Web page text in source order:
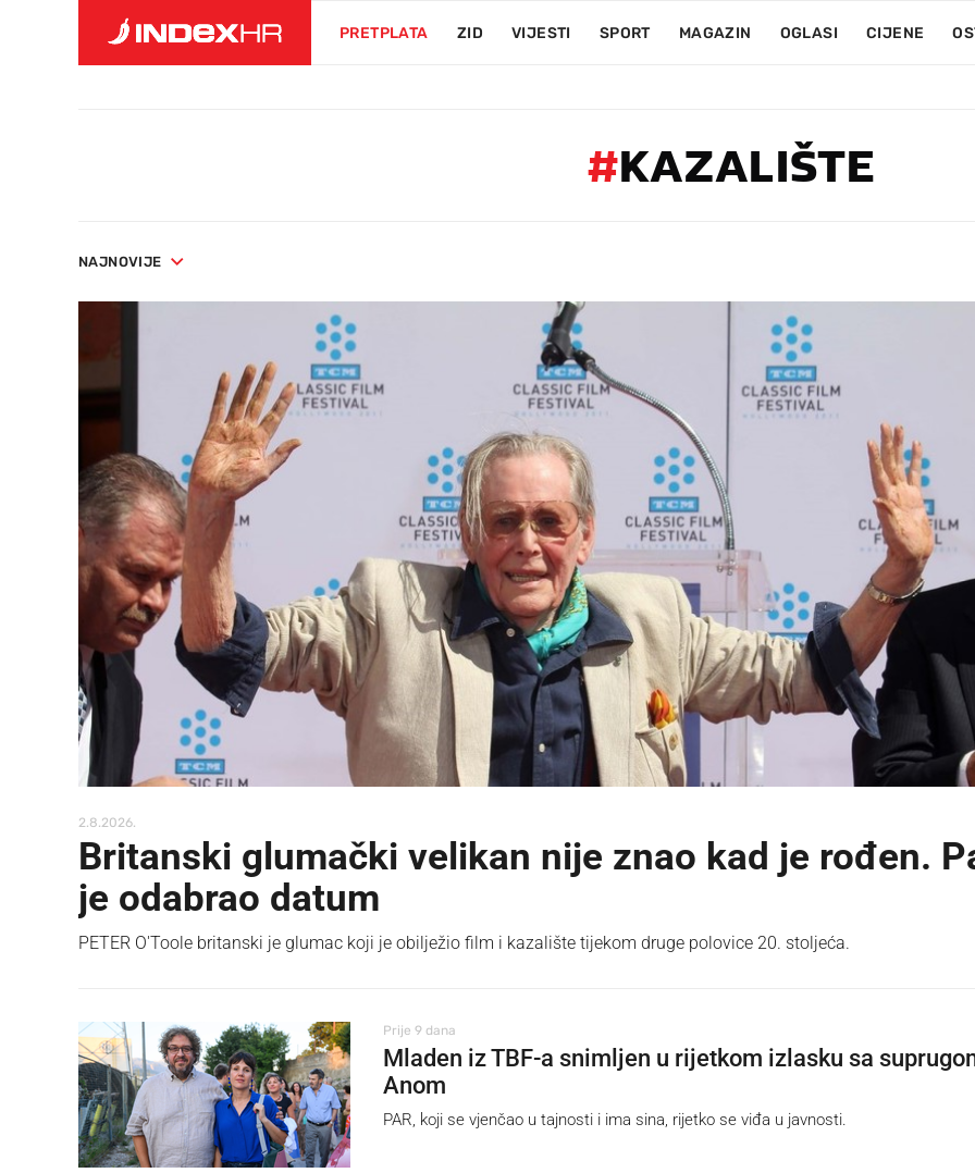
PRETPLATA ZID VIJESTI SPORT MAGAZIN OGLASI CIJENE
#KAZALIŠTE
NAJNOVIJE
2.8.2026.
Britanski glumački velikan nije znao kad je rođen.
je odabrao datum
PETER O'Toole britanski je glumac koji je obilježio film i kazalište tijekom druge polovice 20. stoljeća.
Prije 9 dana
Mladen iz TBF-a snimljen u rijetkom izlasku sa
Anom
PAR, koji se vjenčao u tajnosti i ima sina, rijetko se viđa u javnosti.